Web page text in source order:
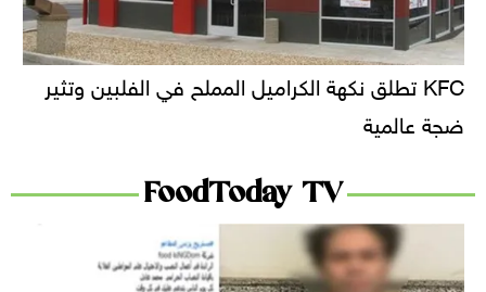
KFC تطلق نكهة الكراميل المملح في الفلبين وتثير
ضجة عالمية
FoodToday TV